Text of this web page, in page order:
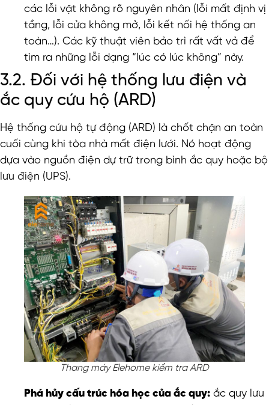
các lỗi vặt không rõ nguyên nhân (lỗi mất định vị
tầng, lỗi cửa không mở, lỗi kết nối hệ thống an
toàn…). Các kỹ thuật viên bảo trì rất vất vả để
tìm ra những lỗi dạng “lúc có lúc không” này.
3.2. Đối với hệ thống lưu điện và
ắc quy cứu hộ (ARD)
Hệ thống cứu hộ tự động (ARD) là chốt chặn an toàn
cuối cùng khi tòa nhà mất điện lưới. Nó hoạt động
dựa vào nguồn điện dự trữ trong bình ắc quy hoặc bộ
lưu điện (UPS).
Thang máy Elehome kiểm tra ARD
Phá hủy cấu trúc hóa học của ắc quy: ắc quy lưu